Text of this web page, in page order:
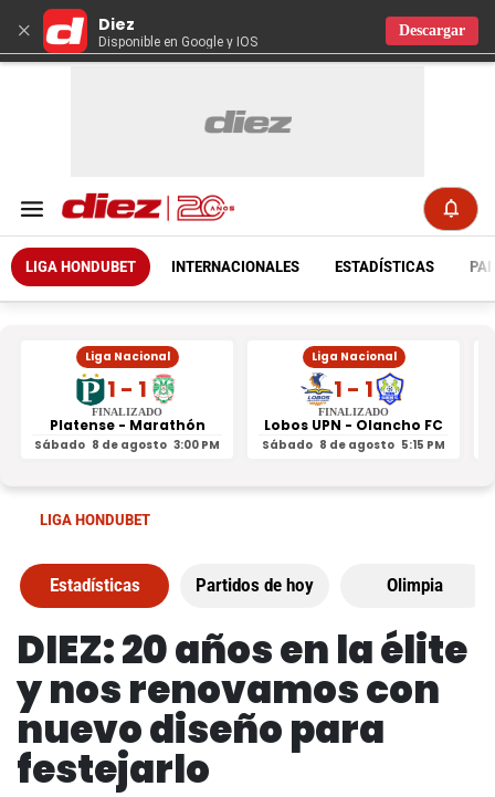
× Diez
Disponible en Google y IOS
Descargar
LIGA HONDUBET INTERNACIONALES ESTADÍSTICAS
Liga Nacional
1 - 1
FINALIZADO
Platense - Marathón
Sábado 8 de agosto 3:00 PM
Liga Nacional
1 - 1
FINALIZADO
Lobos UPN - Olancho FC
Sábado 8 de agosto 5:15 PM
LIGA HONDUBET
Estadísticas Partidos de hoy Olimpia
DIEZ: 20 años en la élite
y nos renovamos con
nuevo diseño para
festejarlo